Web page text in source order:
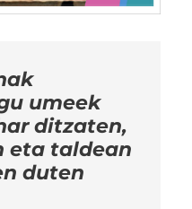
umeek
ditzaten,
eta taldean
duten